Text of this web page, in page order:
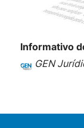
Informativo
GEN